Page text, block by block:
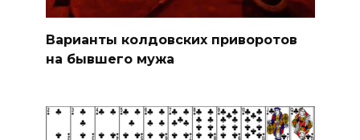
Варианты колдовских приворотов
на бывшего мужа